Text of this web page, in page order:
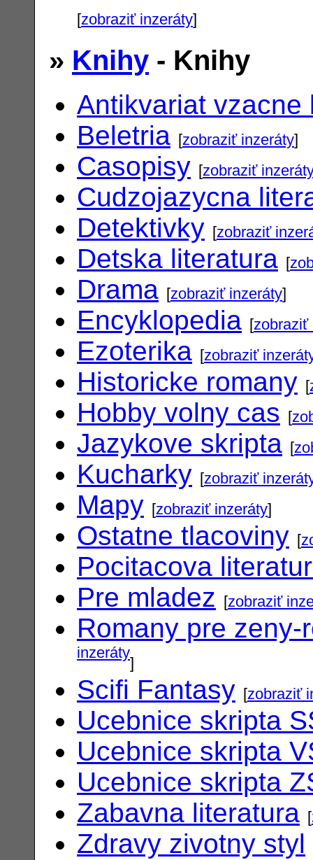
[zobraziť inzeráty]
» Knihy - Knihy
Antikvariat vzacne
Beletria [zobraziť inzeráty]
Casopisy [zobraziť
Cudzojazycna
Detektivky [zobraziť
Detska literatura [
Drama [zobraziť inzeráty]
Encyklopedia [zobraziť
Ezoterika [zobraziť
Historicke romany [
Hobby volny cas [
Jazykove skripta [
Kucharky [zobraziť
Mapy [zobraziť inzeráty]
Ostatne tlacoviny [
Pocitacova
Pre mladez
[zobraziť
Romany pre
inzeráty]
Scifi Fantasy [zobraziť
Ucebnice skripta
Ucebnice skripta
Ucebnice skripta
Zabavna literatura [
Zdravy zivotny styl